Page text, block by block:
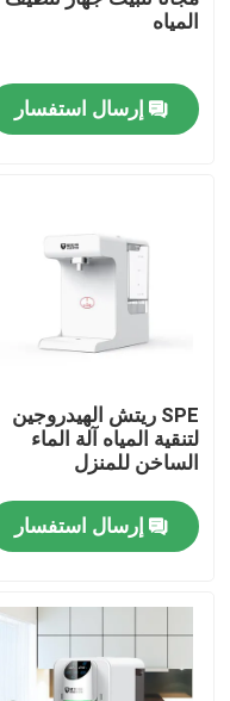
معلومات عنا
رقابة جودة
أخبار
حالات
آلة استنشاق الهيدروجين
المياه
إرسال استفسار
SPE ريتش الهيدروجين
لتنقية المياه آلة الماء
الساخن للمنزل
إرسال استفسار